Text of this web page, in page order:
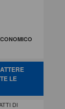
LE
DI